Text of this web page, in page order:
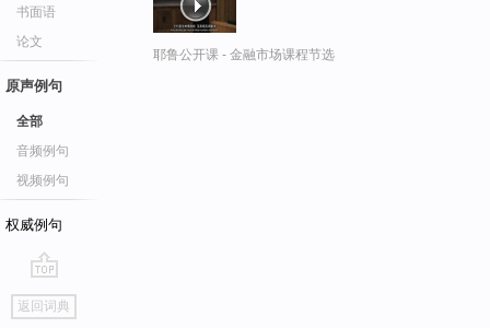
书面语
论文
原声例句
全部
音频例句
视频例句
权威例句
go
top
返回词典
耶鲁公开课 - 金融市场课程节选